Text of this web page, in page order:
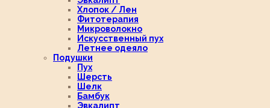
Хлопок / Лен
Фитотерапия
Микроволокно
Искусственный пух
Летнее одеяло
Подушки
Пух
Шерсть
Шелк
Бамбук
Эвкалипт